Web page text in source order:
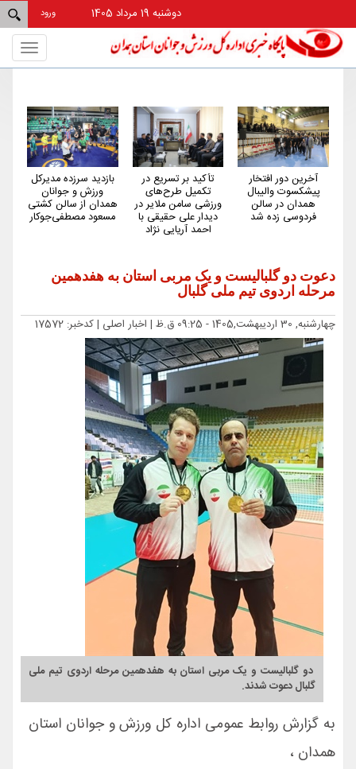
ورود
دوشنبه 19 مرداد 1405
تأکید بر تسریع در
تکمیل طرح‌های
ورزشی سامن ملایر در
دیدار علی حقیقی با
بازدید سرزده مدیرکل
ورزش و جوانان
همدان از سالن کشتی
مسعود مصطفی‌جوکار
بازدید مدیرکل ورزش و
جوانان همدان از
پروژه خیرساز
ژیمناستیک و دیدار با
دعوت دو گلبالیست و یک مربی استان به هفدهمین
مرحله اردوی تیم ملی گلبال
چهارشنبه, 30 اردیبهشت,1405 - 09:25 ق.ظ | اخبار اصلی | کدخبر: 17572
دو گلبالیست و یک مربی استان به هفدهمین مرحله اردوی تیم ملی
گلبال دعوت شدند.
به گزارش روابط عمومی اداره کل ورزش و جوانان استان
همدان ،